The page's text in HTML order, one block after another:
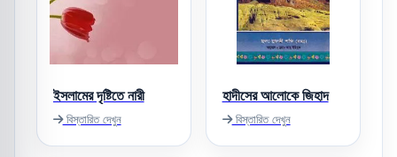
ইসলামের দৃষ্টিতে নারী
বিস্তারিত দেখুন
হাদীসের আলোকে জিহাদ
বিস্তারিত দেখুন